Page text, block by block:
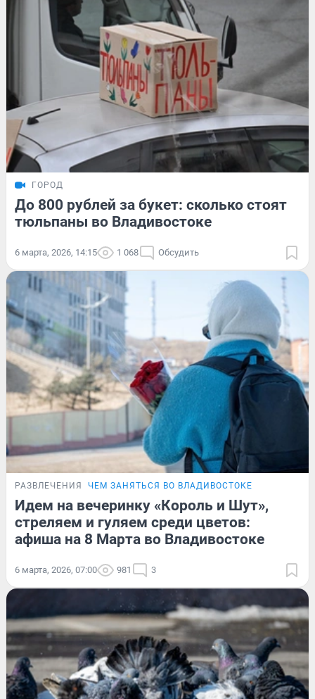
ГОРОД
До 800 рублей за букет: сколько стоят
тюльпаны во Владивостоке
6 марта, 2026, 14:15 1 068 Обсудить
РАЗВЛЕЧЕНИЯ ЧЕМ ЗАНЯТЬСЯ ВО ВЛАДИВОСТОКЕ
Идем на вечеринку «Король и Шут»,
стреляем и гуляем среди цветов:
афиша на 8 Марта во Владивостоке
6 марта, 2026, 07:00 981 3